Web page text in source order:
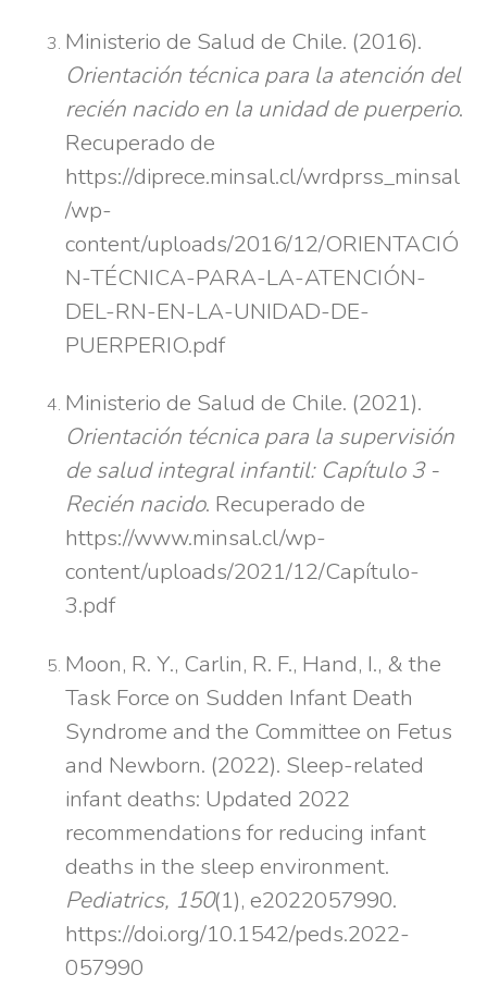
Ministerio de Salud de Chile. (2016).
Orientación técnica para la atención del
recién nacido en la unidad de puerperio.
Recuperado de
https://diprece.minsal.cl/wrdprss_minsal
/wp-
content/uploads/2016/12/ORIENTACIÓ
N-TÉCNICA-PARA-LA-ATENCIÓN-
DEL-RN-EN-LA-UNIDAD-DE-
PUERPERIO.pdf
Ministerio de Salud de Chile. (2021).
Orientación técnica para la supervisión
de salud integral infantil: Capítulo 3 -
Recién nacido. Recuperado de
https://www.minsal.cl/wp-
content/uploads/2021/12/Capítulo-
3.pdf
Moon, R. Y., Carlin, R. F., Hand, I., & the
Task Force on Sudden Infant Death
Syndrome and the Committee on Fetus
and Newborn. (2022). Sleep-related
infant deaths: Updated 2022
recommendations for reducing infant
deaths in the sleep environment.
Pediatrics, 150(1), e2022057990.
https://doi.org/10.1542/peds.2022-
057990